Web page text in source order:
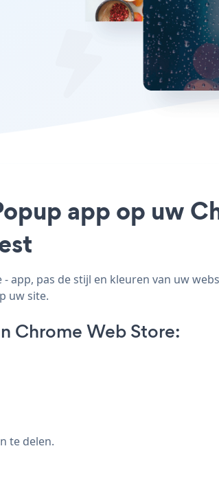
app op uw
app, pas de stijl en kleuren van uw
uw site.
Chrome Web Store:
te delen.